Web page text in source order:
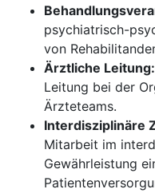
psychiatrisch-
von
Ärztliche Leitung:
Leitung bei der
Ärzteteams.
Interdisziplinäre
Mitarbeit im
Gewährleistung